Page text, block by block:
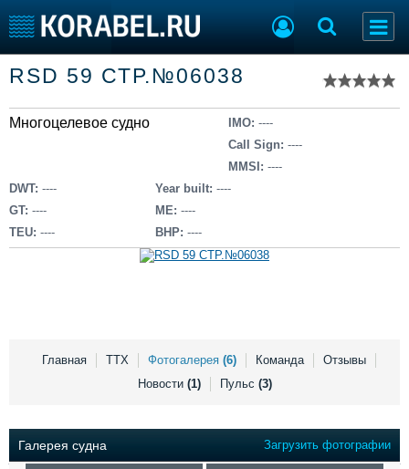
Тип судна
Добавить проект
Последние 100
Пульс
Новости
Компании
Репутация
Торговая площадка
Доска объявлений
Продажа флота
Оборудование
Изделия
Личности
Словарь
Флот
Форум
Отзывы
RSD 59 СТР.№06038
Многоцелевое судно IMO: ----
Call Sign: ----
MMSI: ----
DWT: ----
GT: ----
TEU: ----
Year built: ----
ME: ----
BHP: ----
Главная ТТХ Фотогалерея (6) Команда
Отзывы
Новости (1) Пульс (3)
Галерея судна Загрузить фотографии